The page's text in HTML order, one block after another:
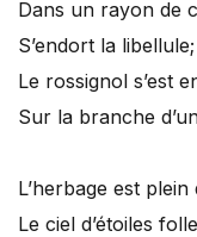
Dans un rayon de
S’endort la libellule;
Le rossignol s’est
Sur la branche
L’herbage est
Le ciel d’étoiles